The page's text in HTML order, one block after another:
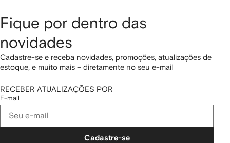
Fique por dentro das
novidades
Cadastre-se e receba novidades, promoções, atualizações de
estoque, e muito mais – diretamente no seu e-mail
RECEBER ATUALIZAÇÕES POR
E-mail
Cadastre-se